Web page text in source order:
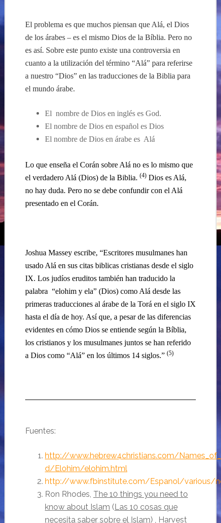
El problema es que muchos piensan que Alá, el Dios
de los árabes – es el mismo Dios de la Bíblia. Pero no
es así. Sobre este punto existe una controversia en
cuanto a la utilización del término “Alá” para referirse
a nuestro “Dios” en las traducciones de la Biblia para
el mundo árabe.
El nombre de Dios en inglés es God.
El nombre de Dios en español es Dios
El nombre de Dios en árabe es Alá
Lo que enseña el Corán sobre Alá no es lo mismo que
el verdadero Alá (Dios) de la Biblia. (4)Dios es Alá,
no hay duda. Pero no se debe confundir con el Alá
presentado en el Corán.
Joshua Massey escribe, “Escritores musulmanes han
usado Alá en sus citas biblicas cristianas desde el siglo
IX. Los judíos eruditos también han traducido la
palabra “elohim y ela” (Dios) como Alá desde las
primeras traducciones al árabe de la Torá en el siglo IX
hasta el día de hoy. Así que, a pesar de las diferencias
evidentes en cómo Dios se entiende según la Bíblia,
los cristianos y los musulmanes juntos se han referido
a Dios como “Alá” en los últimos 14 siglos.” (5)
Fuentes:
http://www.hebrew4christians.com/
d/Elohim/elohim.html
http://www.fbinstitute.com/Espanol/various/
Ron Rhodes, The 10 things you need to
know about Islam (Las 10 cosas que
necesita saber sobre el Islam) , Harvest